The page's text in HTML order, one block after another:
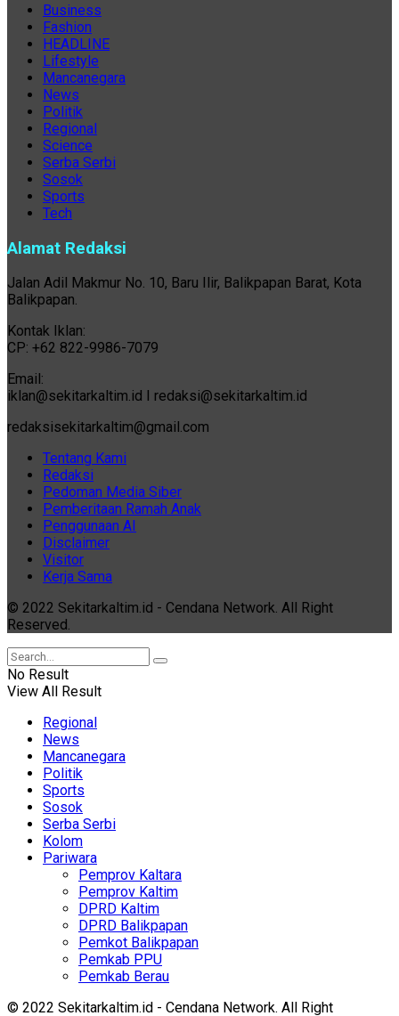
Business
Fashion
HEADLINE
Lifestyle
Mancanegara
News
Politik
Regional
Science
Serba Serbi
Sosok
Sports
Tech
Alamat Redaksi
Jalan Adil Makmur No. 10, Baru Ilir, Balikpapan Barat, Kota
Balikpapan.
Kontak Iklan:
CP: +62 822-9986-7079
Email:
iklan@sekitarkaltim.id I redaksi@sekitarkaltim.id
redaksisekitarkaltim@gmail.com
Tentang Kami
Redaksi
Pedoman Media Siber
Pemberitaan Ramah Anak
Penggunaan AI
Disclaimer
Visitor
Kerja Sama
© 2022 Sekitarkaltim.id - Cendana Network. All Right
Reserved.
No Result
View All Result
Regional
News
Mancanegara
Politik
Sports
Sosok
Serba Serbi
Kolom
Pariwara
Pemprov Kaltara
Pemprov Kaltim
DPRD Kaltim
DPRD Balikpapan
Pemkot Balikpapan
Pemkab PPU
Pemkab Berau
© 2022 Sekitarkaltim.id - Cendana Network. All Right